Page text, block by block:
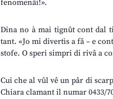
fenomenâi!».
Dina no à mai tignût cont dal
tant. «Jo mi divertìs a fâ – e
stofe. O speri simpri di rivâ a
Cui che al vûl vê un pâr di
Chiara clamant il numar 0433/